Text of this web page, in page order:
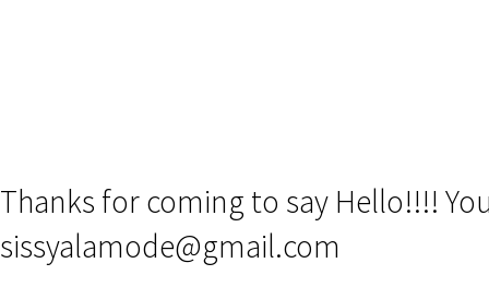
Thanks for coming to say Hello!!!!
sissyalamode@gmail.com